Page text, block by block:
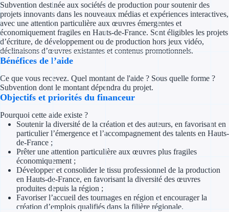
Subventions
Concours
Aides Fiscales et
Crédits &
Exonération
Aides Urssaf
Subvention destinée aux sociétés de production pour soutenir des
projets innovants dans les nouveaux médias et expériences interactives,
avec une attention particulière aux œuvres émergentes et
économiquement fragiles en Hauts-de-France. Sont éligibles les projets
d’écriture, de développement ou de production hors jeux vidéo,
déclinaisons d’œuvres existantes et contenus promotionnels.
Bénéfices de l’aide
Ce que vous recevez. Quel montant de l'aide ? Sous quelle forme ?
Subvention dont le montant dépendra du projet.
Objectifs et priorités du financeur
Pourquoi cette aide existe ?
Soutenir la diversité de la création et des auteurs, en favorisant en
particulier l’émergence et l’accompagnement des talents en Hauts-
de-France ;
Prêter une attention particulière aux œuvres plus fragiles
économiquement ;
Développer et consolider le tissu professionnel de la production
en Hauts-de-France, en favorisant la diversité des œuvres
produites depuis la région ;
Favoriser l’accueil des tournages en région et encourager la
création d’emplois qualifiés dans la filière régionale.